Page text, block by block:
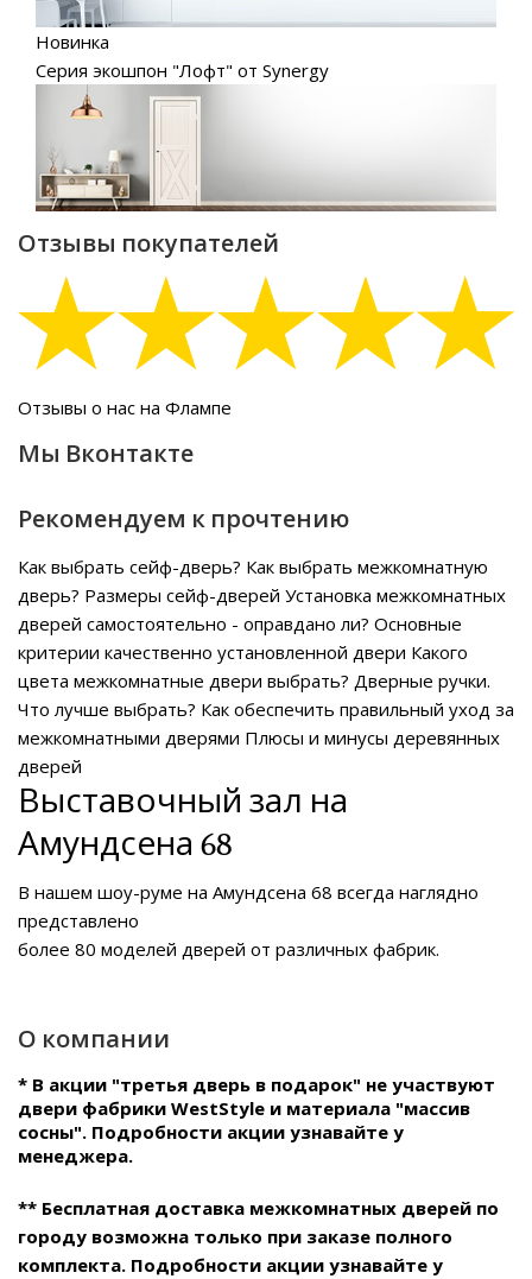
Новинка
Серия экошпон "Лофт" от Synergy
Отзывы покупателей
Отзывы о нас на Флампе
Мы Вконтакте
Рекомендуем к прочтению
Как выбрать сейф-дверь? Как выбрать межкомнатную
дверь? Размеры сейф-дверей Установка межкомнатных
дверей самостоятельно - оправдано ли? Основные
критерии качественно установленной двери Какого
цвета межкомнатные двери выбрать? Дверные ручки.
Что лучше выбрать? Как обеспечить правильный уход за
межкомнатными дверями Плюсы и минусы деревянных
дверей
Выставочный зал на
Амундсена 68
В нашем шоу-руме на Амундсена 68 всегда наглядно
представлено
более 80 моделей дверей от различных фабрик.
О компании
* В акции "третья дверь в подарок" не участвуют
двери фабрики WestStyle и материала "массив
сосны". Подробности акции узнавайте у
менеджера.
** Бесплатная доставка межкомнатных дверей по
городу возможна только при заказе полного
комплекта. Подробности акции узнавайте у